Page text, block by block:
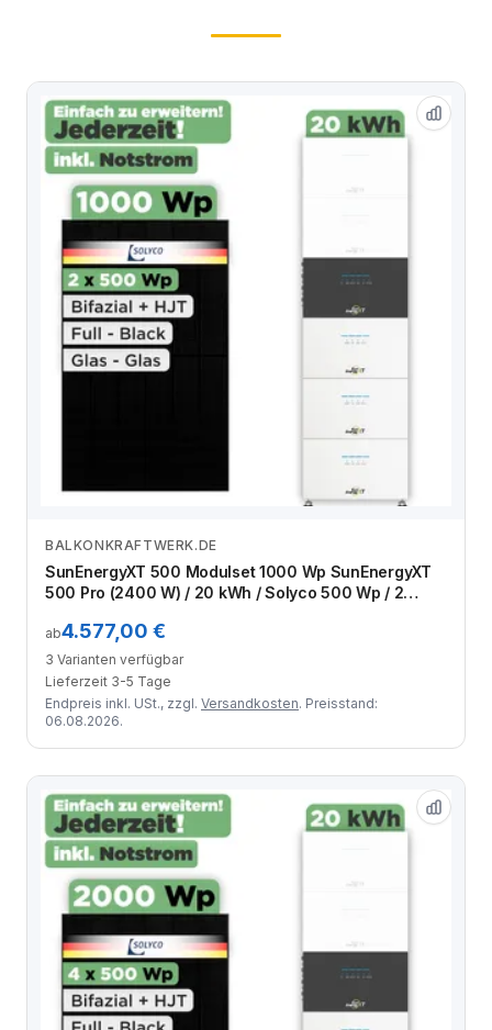
Zum Angebot
BALKONKRAFTWERK.DE
SunEnergyXT 500 Modulset 1000 Wp SunEnergyXT
500 Pro (2400 W) / 20 kWh / Solyco 500 Wp / 2
ab4.577,00 €
3 Varianten verfügbar
Lieferzeit 3-5 Tage
Endpreis inkl. USt., zzgl. Versandkosten. Preisstand:
06.08.2026.